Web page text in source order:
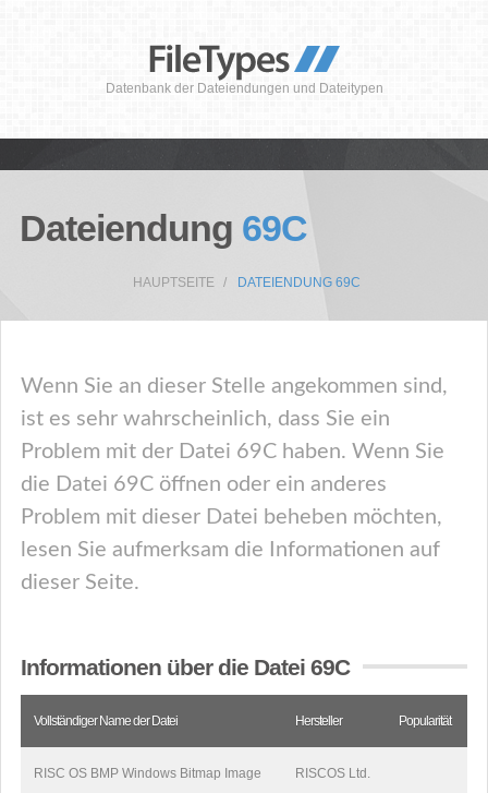
Datenbank der Dateiendungen und Dateitypen
Dateiendung 69C
HAUPTSEITE DATEIENDUNG 69C
Wenn Sie an dieser Stelle angekommen sind,
ist es sehr wahrscheinlich, dass Sie ein
Problem mit der Datei 69C haben. Wenn Sie
die Datei 69C öffnen oder ein anderes
Problem mit dieser Datei beheben möchten,
lesen Sie aufmerksam die Informationen auf
dieser Seite.
Informationen über die Datei 69C
Vollständiger Name der Datei Hersteller Popularität
RISC OS BMP Windows Bitmap Image RISCOS Ltd.